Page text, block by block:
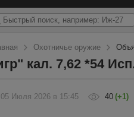
Охотничье оружие
кал. 7,62 *54
05 Июля 2026 в 15:45 40 (+1)